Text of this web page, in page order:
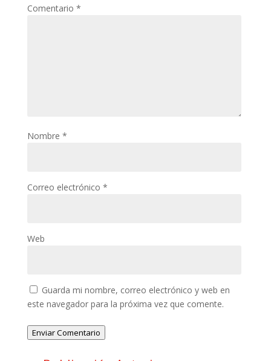
Comentario *
Nombre *
Correo electrónico *
Web
Guarda mi nombre, correo electrónico y web en
este navegador para la próxima vez que comente.
Enviar Comentario